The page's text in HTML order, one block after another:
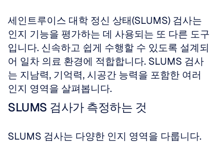
세인트루이스 대학 정신 상태(SLUMS) 검사는
인지 기능을 평가하는 데 사용되는 또 다른 도구
입니다. 신속하고 쉽게 수행할 수 있도록 설계되
어 일차 의료 환경에 적합합니다. SLUMS 검사
는 지남력, 기억력, 시공간 능력을 포함한 여러
인지 영역을 살펴봅니다.
SLUMS 검사가 측정하는 것
SLUMS 검사는 다양한 인지 영역을 다룹니다.